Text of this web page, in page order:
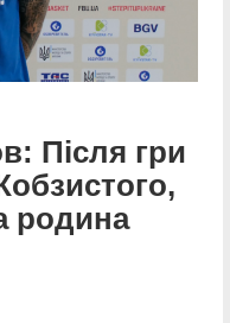
Після гри
родина